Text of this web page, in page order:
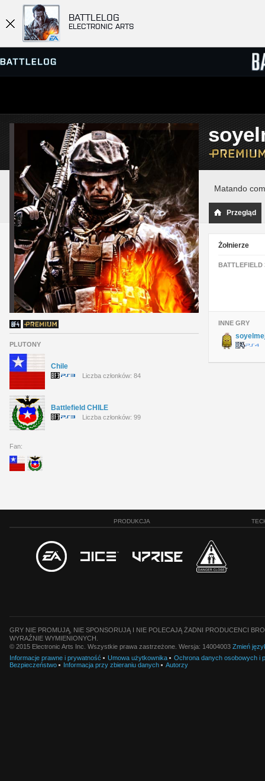
BATTLELOG
ELECTRONIC ARTS
PRZEGLĄDARKA SERWERÓW
GRY
PLUTONY
Chile
Liczba członków: 84
Battlefield CHILE
Liczba członków: 99
Fan:
Matando
Przegląd
Żołnierze
BATTLEFIELD
INNE GRY
PRODUKCJA
GRY NIE PROMUJĄ, NIE SPONSORUJĄ I NIE POLECAJĄ ŻADNI PRODUCENCI
WYRAŹNIE WYMIENIONYCH.
© 2015 Electronic Arts Inc. Wszystkie prawa zastrzeżone. Wersja: 14004003 Zmień
Informacje prawne i prywatność
Umowa użytkownika
Ochrona danych osobowych i
Bezpieczeństwo
Informacja przy zbieraniu danych Autorzy